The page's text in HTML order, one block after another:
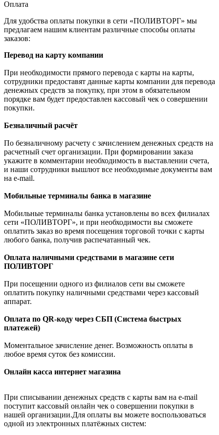
Оплата
Для удобства оплаты покупки в сети «ПОЛИВТОРГ» мы
предлагаем нашим клиентам различные способы оплаты
заказов:
Перевод на карту компании
При необходимости прямого перевода с карты на карты,
сотрудники предоставят данные карты компании для перевода
денежных средств за покупку, при этом в обязательном
порядке вам будет предоставлен кассовый чек о совершении
покупки.
Безналичный расчёт
По безналичному расчету с зачислением денежных средств на
расчетный счет организации. При формировании заказа
укажите в комментарии необходимость в выставлении счета,
и наши сотрудники вышлют все необходимые документы вам
на e-mail.
Мобильные терминалы банка в магазине
Мобильные терминалы банка установлены во всех филиалах
сети «ПОЛИВТОРГ», и при необходимости вы сможете
оплатить заказ во время посещения торговой точки с карты
любого банка, получив распечатанный чек.
Оплата наличными средствами в магазине сети
ПОЛИВТОРГ
При посещении одного из филиалов сети вы сможете
оплатить покупку наличными средствами через кассовый
аппарат.
Оплата по QR-коду через СБП (Система быстрых
платежей)
Моментальное зачисление денег. Возможность оплаты в
любое время суток без комиссии.
Онлайн касса интернет магазина
При списывании денежных средств с карты вам на e-mail
поступит кассовый онлайн чек о совершении покупки в
нашей организации.Для оплаты вы можете воспользоваться
одной из электронных платёжных систем: